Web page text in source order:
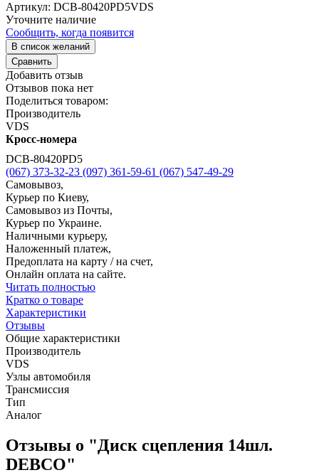
Артикул: DCB-80420PD5VDS
Уточните наличие
Сообщить, когда появится
В список желаний
Сравнить
Добавить отзыв
Отзывов пока нет
Поделиться товаром:
Производитель
VDS
Кросс-номера
DCB-80420PD5
(067) 373-32-23 (097) 361-59-61 (067) 547-49-29
Самовывоз,
Курьер по Киеву,
Самовывоз из Почты,
Курьер по Украине.
Наличными курьеру,
Наложенный платеж,
Предоплата на карту / на счет,
Онлайн оплата на сайте.
Читать полностью
Кратко о товаре
Характеристики
Отзывы
Общие характеристики
Производитель
VDS
Узлы автомобиля
Трансмиссия
Тип
Аналог
Отзывы о "Диск сцепления 14шл.
DEBCO"